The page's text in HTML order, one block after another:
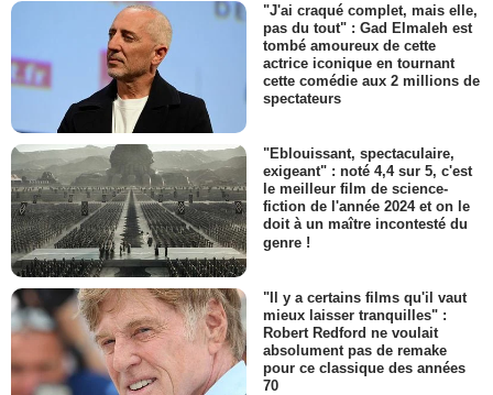
"J'ai craqué complet, mais elle,
pas du tout" : Gad Elmaleh est
tombé amoureux de cette
actrice iconique en tournant
cette comédie aux 2 millions de
spectateurs
"Eblouissant, spectaculaire,
exigeant" : noté 4,4 sur 5, c'est
le meilleur film de science-
fiction de l'année 2024 et on le
doit à un maître incontesté du
genre !
"Il y a certains films qu'il vaut
mieux laisser tranquilles" :
Robert Redford ne voulait
absolument pas de remake
pour ce classique des années
70